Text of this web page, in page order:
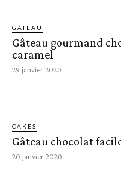
GÂTEAU
Gâteau gourmand
caramel
29 janvier 2020
CAKES
Gâteau chocolat
20 janvier 2020